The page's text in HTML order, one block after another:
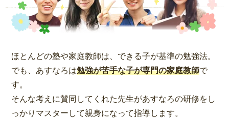
ほとんどの塾や家庭教師は、できる子が基準の勉強法。
でも、あすなろは勉強が苦手な子が専門の家庭教師で
す。
そんな考えに賛同してくれた先生があすなろの研修をし
っかりマスターして親身になって指導します。